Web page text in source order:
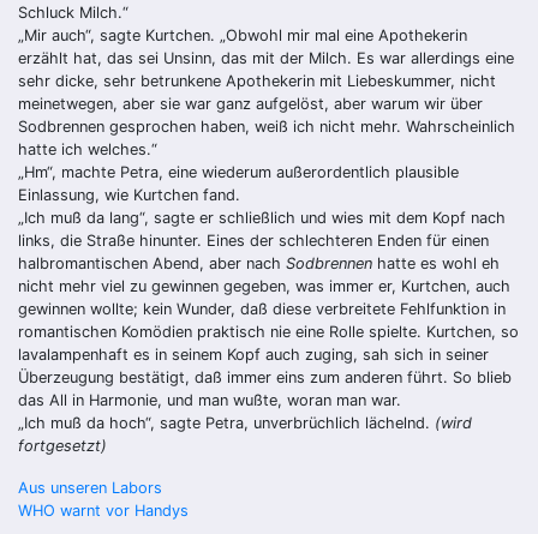
Schluck Milch.“
„Mir auch“, sagte Kurtchen. „Obwohl mir mal eine Apothekerin
erzählt hat, das sei Unsinn, das mit der Milch. Es war allerdings eine
sehr dicke, sehr be­trunkene Apothekerin mit Liebeskummer, nicht
meinetwegen, aber sie war ganz aufgelöst, aber warum wir über
Sodbrennen gesprochen haben, weiß ich nicht mehr. Wahrscheinlich
hatte ich welches.“
„Hm“, machte Petra, eine wiederum außerordentlich plausible
Einlassung, wie Kurtchen fand.
„Ich muß da lang“, sagte er schließlich und wies mit dem Kopf nach
links, die Straße hinunter. Eines der schlechteren Enden für einen
halbromanti­schen Abend, aber nach Sodbrennen hatte es wohl eh
nicht mehr viel zu ge­winnen gegeben, was immer er, Kurtchen, auch
gewinnen wollte; kein Wun­der, daß diese verbreitete Fehlfunktion in
romantischen Komödien praktisch nie eine Rolle spielte. Kurtchen, so
lavalampenhaft es in seinem Kopf auch zuging, sah sich in seiner
Über­zeugung bestätigt, daß immer eins zum ande­ren führt. So blieb
das All in Harmonie, und man wußte, woran man war.
„Ich muß da hoch“, sagte Petra, unverbrüchlich lächelnd. (wird
fortgesetzt)
Beitragsnavigation
Aus unseren Labors
WHO warnt vor Handys